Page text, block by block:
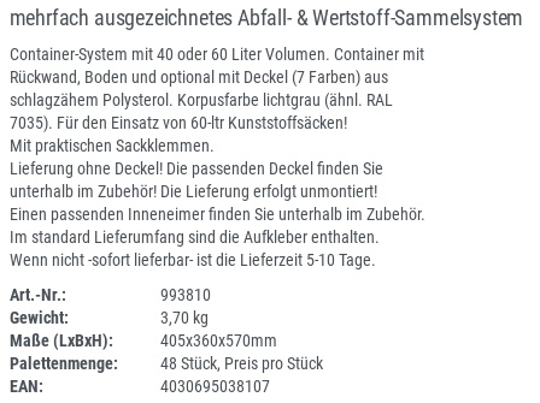
mehrfach ausgezeichnetes Abfall- & Wertstoff-Sammelsystem
Container-System mit 40 oder 60 Liter Volumen. Container mit
Rückwand, Boden und optional mit Deckel (7 Farben) aus
schlagzähem Polysterol. Korpusfarbe lichtgrau (ähnl. RAL
7035). Für den Einsatz von 60-ltr Kunststoffsäcken!
Mit praktischen Sackklemmen.
Lieferung ohne Deckel! Die passenden Deckel finden Sie
unterhalb im Zubehör! Die Lieferung erfolgt unmontiert!
Einen passenden Inneneimer finden Sie unterhalb im Zubehör.
Im standard Lieferumfang sind die Aufkleber enthalten.
Wenn nicht -sofort lieferbar- ist die Lieferzeit 5-10 Tage.
Art.-Nr.:
993810
Gewicht:
3,70 kg
Maße (LxBxH):
405x360x570mm
Palettenmenge:
48 Stück, Preis pro Stück
EAN:
4030695038107